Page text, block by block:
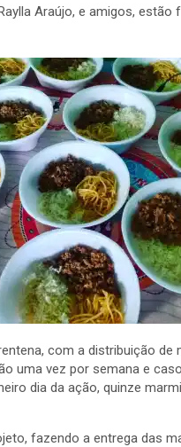
Araújo, e amigos,
com a distribuição
uma vez por semana e
dia da ação, quinze
fazendo a entrega das